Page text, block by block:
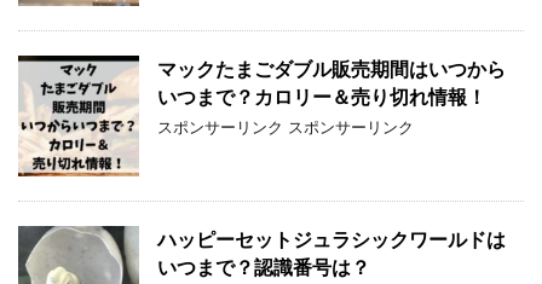
マックたまごダブル販売期間はいつから
いつまで？カロリー＆売り切れ情報！
スポンサーリンク スポンサーリンク
ハッピーセットジュラシックワールドは
いつまで？認識番号は？